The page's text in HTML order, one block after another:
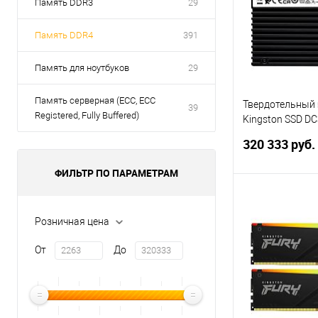
Память DDR3 29
Память DDR4 391
Память для ноутбуков 29
Память серверная (ECC, ECC
Registered, Fully Buffered)
39
ФИЛЬТР ПО ПАРАМЕТРАМ
Розничная цена
От До
Твердотельный
Kingston SSD
5x4, 3D TLC, R/W
320 333 руб.
Купить в 1 клик
В избранное